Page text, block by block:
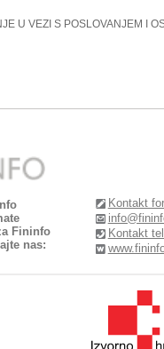
U VEZI S POSLOVANJEM I
Fininfo
nas:
Kontakt
Kontakt